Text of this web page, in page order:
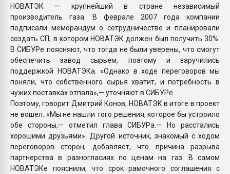
НОВАТЭК — крупнейший в стране независимый
производитель газа. В феврале 2007 года компании
подписали меморандум о сотрудничестве и планировали
создать СП, в котором НОВАТЭК должен был получить 30%.
В СИБУРе поясняют, что тогда не были уверены, что смогут
обеспечить завод сырьем, поэтому и заручились
поддержкой НОВАТЭКа. «Однако в ходе переговоров мы
поняли, что собственного сырья хватит, и потребность в
чужих поставках отпала»,— уточняют в СИБУРе.
Поэтому, говорит Дмитрий Конов, НОВАТЭК в итоге в проект
не вошел. «Мы не нашли того решения, которое бы устроило
обе стороны,— отметил глава СИБУРа.— Но расстались
хорошими друзьями». Другой источник, знакомый с ходом
переговоров сторон, добавляет, что причина разрыва
партнерства в разногласиях по ценам на газ. В самом
НОВАТЭКе пояснили, что срок рамочного соглашения с